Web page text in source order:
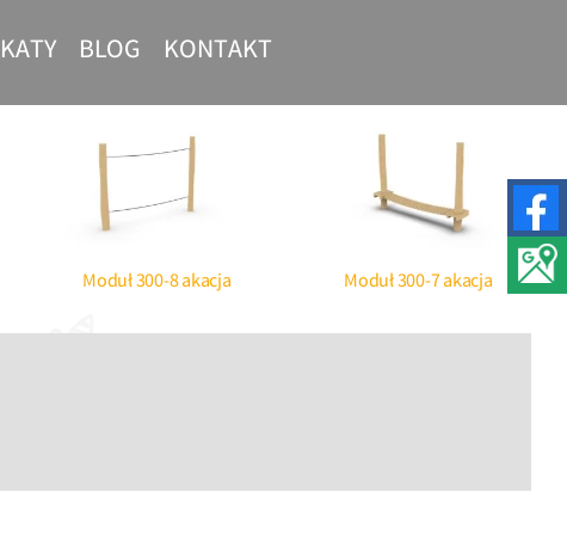
Street
Siłownie plenerowe –
profesjonalne urządzenia
BLOG KONTAKT
Moduł 300-8 akacja Moduł 300-7 akacja